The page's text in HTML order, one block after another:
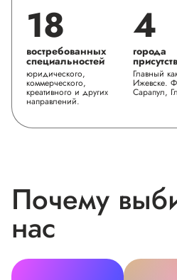
18
востребованных
специальностей
юридического,
коммерческого,
креативного и других
направлений.
4
города
Главный
Ижевске.
Сарапул,
Почему
нас